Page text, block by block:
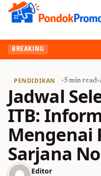
BREAKING
PENDIDIKAN •5 min read•
Jadwal
ITB:
Mengenai
Sarjana
Editor